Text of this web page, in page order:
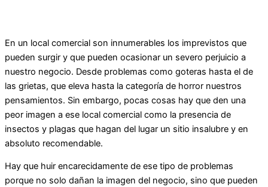
En un local comercial son innumerables los imprevistos que
pueden surgir y que pueden ocasionar un severo perjuicio a
nuestro negocio. Desde problemas como goteras hasta el de
las grietas, que eleva hasta la categoría de horror nuestros
pensamientos. Sin embargo, pocas cosas hay que den una
peor imagen a ese local comercial como la presencia de
insectos y plagas que hagan del lugar un sitio insalubre y en
absoluto recomendable.
Hay que huir encarecidamente de ese tipo de problemas
porque no solo dañan la imagen del negocio, sino que pueden